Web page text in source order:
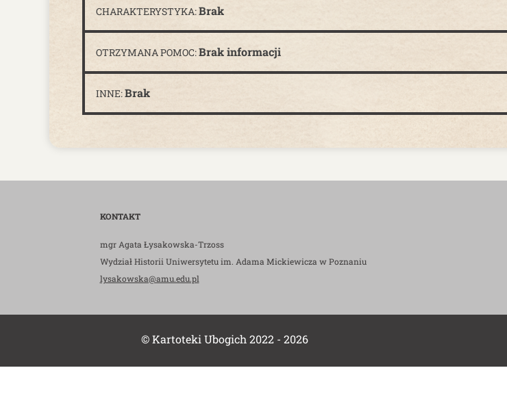
CHARAKTERYSTYKA:Brak
OTRZYMANA POMOC:Brak informacji
INNE:Brak
KONTAKT
mgr Agata Łysakowska-Trzoss
Wydział Historii Uniwersytetu im. Adama Mickiewicza w Poznaniu
lysakowska@amu.edu.pl
© Kartoteki Ubogich 2022 - 2026